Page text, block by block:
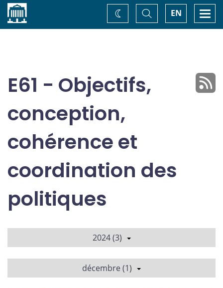
Accueil EN
Basculer
la
recherche
Changez
de
E61 - Objectifs,
conception,
cohérence et
coordination des
politiques
2024 (3)
décembre (1)